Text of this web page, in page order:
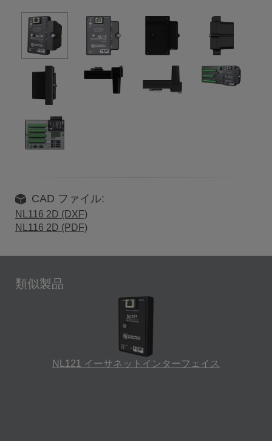
CAD ファイル:
NL116 2D (DXF)
NL116 2D (PDF)
類似製品
NL121 イーサネットインターフェイス